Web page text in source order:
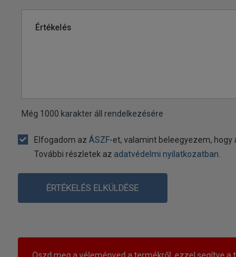
Értékelés
Még 1000 karakter áll rendelkezésére
Elfogadom az ÁSZF-et, valamint beleegyezem, hogy
További részletek az adatvédelmi nyilatkozatban
ÉRTÉKELÉS ELKÜLDÉSE